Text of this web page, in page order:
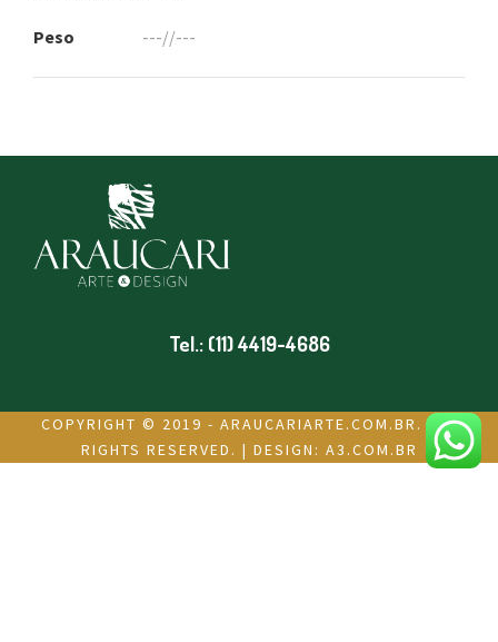
Peso ---//---
Tel.: (11) 4419-4686
COPYRIGHT © 2019 - ARAUCARIARTE.COM.BR. ALL
RIGHTS RESERVED. | DESIGN: A3.COM.BR